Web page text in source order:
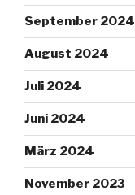
September 2024
August 2024
Juli 2024
Juni 2024
März 2024
November 2023